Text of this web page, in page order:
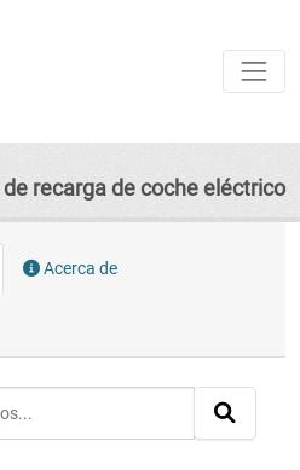
de recarga de coche eléctrico
Acerca de